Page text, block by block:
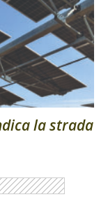
la strada